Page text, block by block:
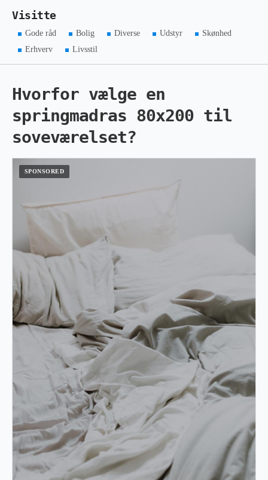
Visitte
Gode råd Bolig Diverse Udstyr
Skønhed
Erhverv
Livsstil
Hvorfor vælge en
springmadras 80x200 til
soveværelset?